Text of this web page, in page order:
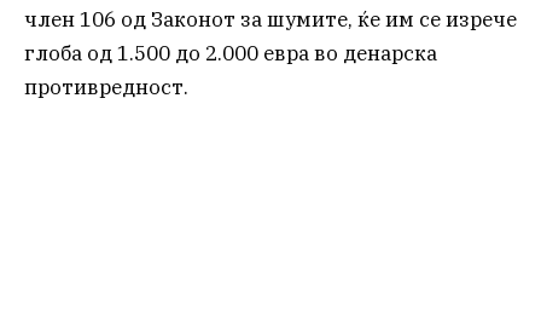
член 106 од Законот за шумите, ќе им се изрече
глоба од 1.500 до 2.000 евра во денарска
противредност.